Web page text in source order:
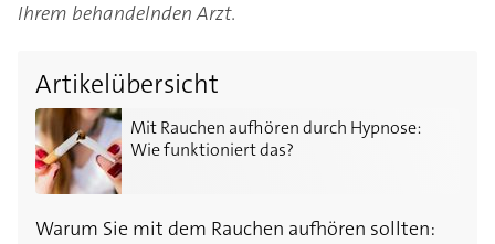
schleichend zu.
Ihrem behandelnden Arzt.
Artikelübersicht
Mit Rauchen aufhören durch Hypnose:
Wie funktioniert das?
Mit Rauchen aufhören durch Hypnose: Wie
Warum Sie mit dem Rauchen aufhören sollten: